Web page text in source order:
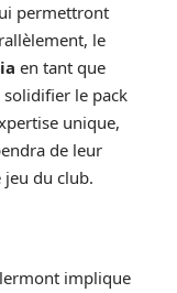
permettront
le
en tant que
solidifier le pack
unique,
de leur
jeu du club.
implique